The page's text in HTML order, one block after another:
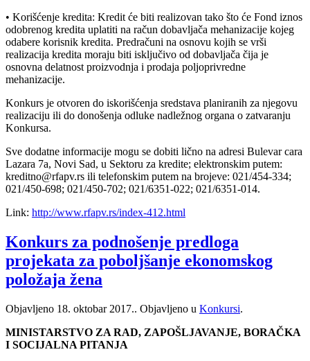
• Korišćenje kredita: Kredit će biti realizovan tako što će Fond iznos
odobrenog kredita uplatiti na račun dobavljača mehanizacije kojeg
odabere korisnik kredita. Predračuni na osnovu kojih se vrši
realizacija kredita moraju biti isključivo od dobavljača čija je
osnovna delatnost proizvodnja i prodaja poljoprivredne
mehanizacije.
Konkurs je otvoren do iskorišćenja sredstava planiranih za njegovu
realizaciju ili do donošenja odluke nadležnog organa o zatvaranju
Konkursa.
Sve dodatne informacije mogu se dobiti lično na adresi Bulevar cara
Lazara 7a, Novi Sad, u Sektoru za kredite; elektronskim putem:
kreditno@rfapv.rs ili telefonskim putem na brojeve: 021/454-334;
021/450-698; 021/450-702; 021/6351-022; 021/6351-014.
Link: http://www.rfapv.rs/index-412.html
Konkurs za podnošenje predloga
projekata za poboljšanje ekonomskog
položaja žena
Objavljeno 18. oktobar 2017.. Objavljeno u Konkursi.
MINISTARSTVO ZA RAD, ZAPOŠLJAVANJE, BORAČKA
I SOCIJALNA PITANJA